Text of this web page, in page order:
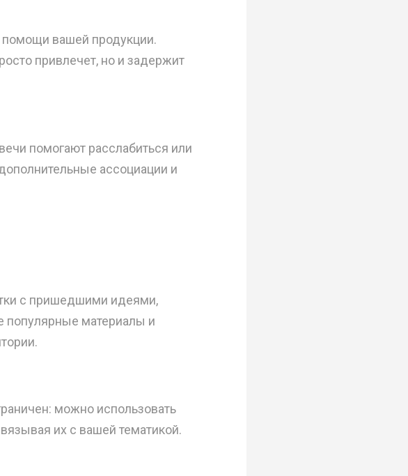
вашей продукции.
привлечет, но и задержит
помогают расслабиться или
ассоциации и
с пришедшими идеями,
популярные материалы и
можно использовать
их с вашей тематикой.